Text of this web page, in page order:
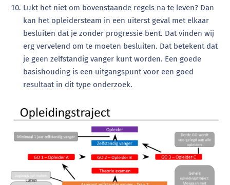
Lukt het niet om bovenstaande regels na te leven? Dan
kan het opleidersteam in een uiterst geval met elkaar
besluiten dat je zonder progressie bent. Dat vinden wij
erg vervelend om te moeten besluiten. Dat betekent dat
je geen zelfstandig vanger kunt worden. Een goede
basishouding is een uitgangspunt voor een goed
resultaat in dit type onderzoek.